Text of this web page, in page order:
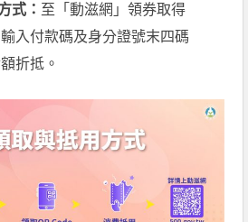
式： 至「動滋網」領券取得
入付款碼及身分證號末四碼
折抵。